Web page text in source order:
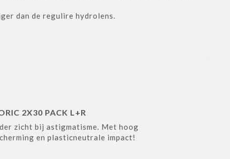
dan de regulire hydrolens.
2X30 PACK L+R
zicht bij astigmatisme. Met hoog
en plasticneutrale impact!